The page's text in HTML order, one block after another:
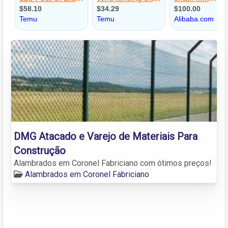
DMG Atacado e Varejo de Materiais Para
Construção
Alambrados em Coronel Fabriciano com ótimos preços!
Alambrados em Coronel Fabriciano